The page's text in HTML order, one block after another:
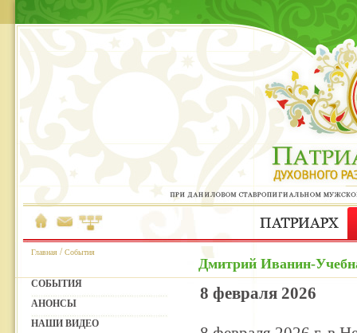
Главная /События
Дмитрий Иванин-
СОБЫТИЯ
АНОНСЫ
НАШИ ВИДЕО
8 февраля 2026